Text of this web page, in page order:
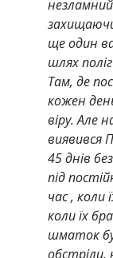
ще один
шлях
Там, де
кожен
віру. Але
виявився
45 днів
під
час , коли
коли їх
шматок
обстріли,